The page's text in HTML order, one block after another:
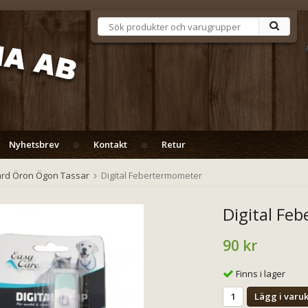
Nyhetsbrev Kontakt Retur
Öron Ögon Tassar Digital Febertermometer
Digital
90 kr
Finns i lager
Lägg i